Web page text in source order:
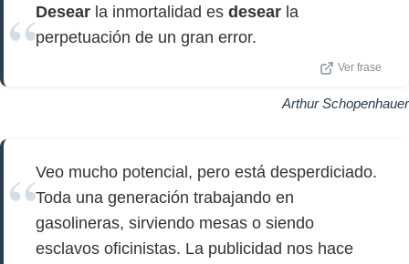
Desear la inmortalidad es desear la
perpetuación de un gran error.
Ver frase
Arthur Schopenhauer
Veo mucho potencial, pero está desperdiciado.
Toda una generación trabajando en
gasolineras, sirviendo mesas o siendo
esclavos oficinistas. La publicidad nos hace